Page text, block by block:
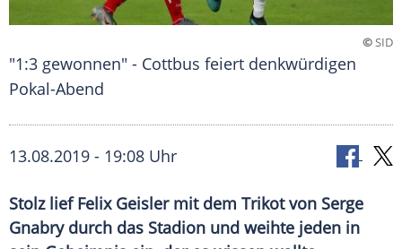
©SID
"1:3 gewonnen" - Cottbus feiert denkwürdigen
Pokal-Abend
13.08.2019 - 19:08 Uhr
Stolz lief Felix Geisler mit dem Trikot von Serge
Gnabry durch das Stadion und weihte jeden in